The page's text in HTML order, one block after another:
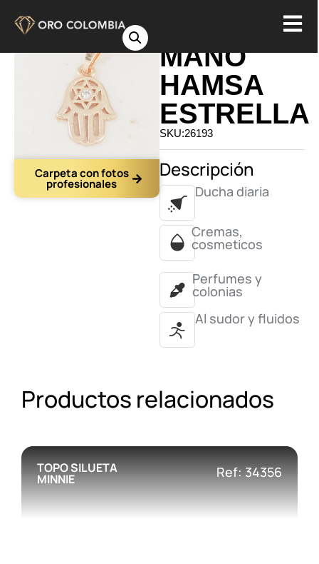
Carpeta con fotos
profesionales
MANO
HAMSA
ESTRELLA
SKU:26193
Descripción
Ducha diaria
Cremas,
cosmeticos
Perfumes y
colonias
Al sudor y fluidos
Productos relacionados
TOPO SILUETA
MINNIE Ref: 34356